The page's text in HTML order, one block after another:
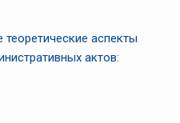
аспекты
актов: